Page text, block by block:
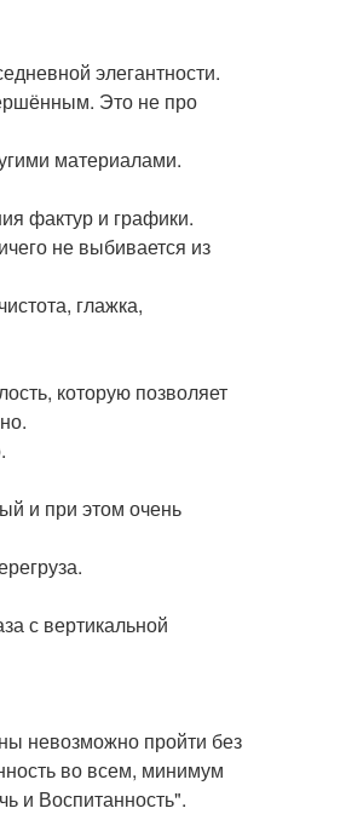
элегантности.
Это не про
материалами.
фактур и графики.
не выбивается из
глажка,
которую позволяет
и при этом очень
с вертикальной
невозможно пройти без
во всем, минимум
и Воспитанность".